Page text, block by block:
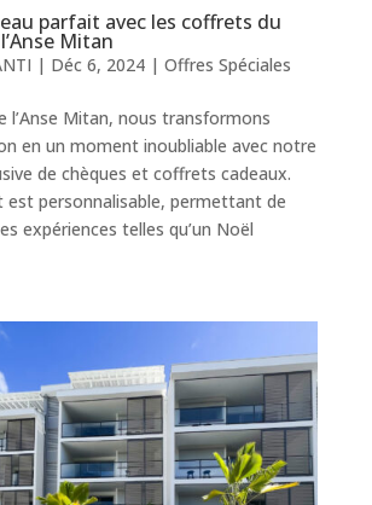
parfait avec les coffrets du
Mitan
| Déc 6, 2024| Offres Spéciales
l’Anse Mitan, nous transformons
en un moment inoubliable avec notre
de chèques et coffrets cadeaux.
est personnalisable, permettant de
expériences telles qu’un Noël